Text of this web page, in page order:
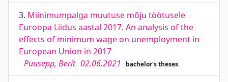
3. Miinimumpalga muutuse mõju töötusele
Euroopa Liidus aastal 2017. An analysis of the
effects of minimum wage on unemployment in
European Union in 2017
Puusepp, Berit 02.06.2021 bachelor's theses